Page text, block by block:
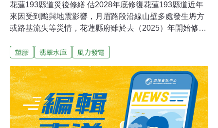
花蓮193縣道災後修繕 估2028年底修復花蓮193縣道近年
來因受到颱與地震影響，月眉路段沿線山壁多處發生坍方
或路基流失等災情，花蓮縣府雖於去（2025）年開始修
蓮縣府表示，193縣道災後復建工程從去年3月就開始進
（4）月20日開始進行。（ 公視新聞網報導）翡翠水庫不
再支援臨時發電調度 台電：影響有限時序接近夏天，電力
需求持續攀升，台電近年多次臨時調度翡翠水庫支援發
電，但雙方對耗水補償費沒有共識。翡翠水庫管理局證
實，因台電不同意簽署補償契約，未來不再配合臨時發電
塑膠 翡翠水庫 風力發電